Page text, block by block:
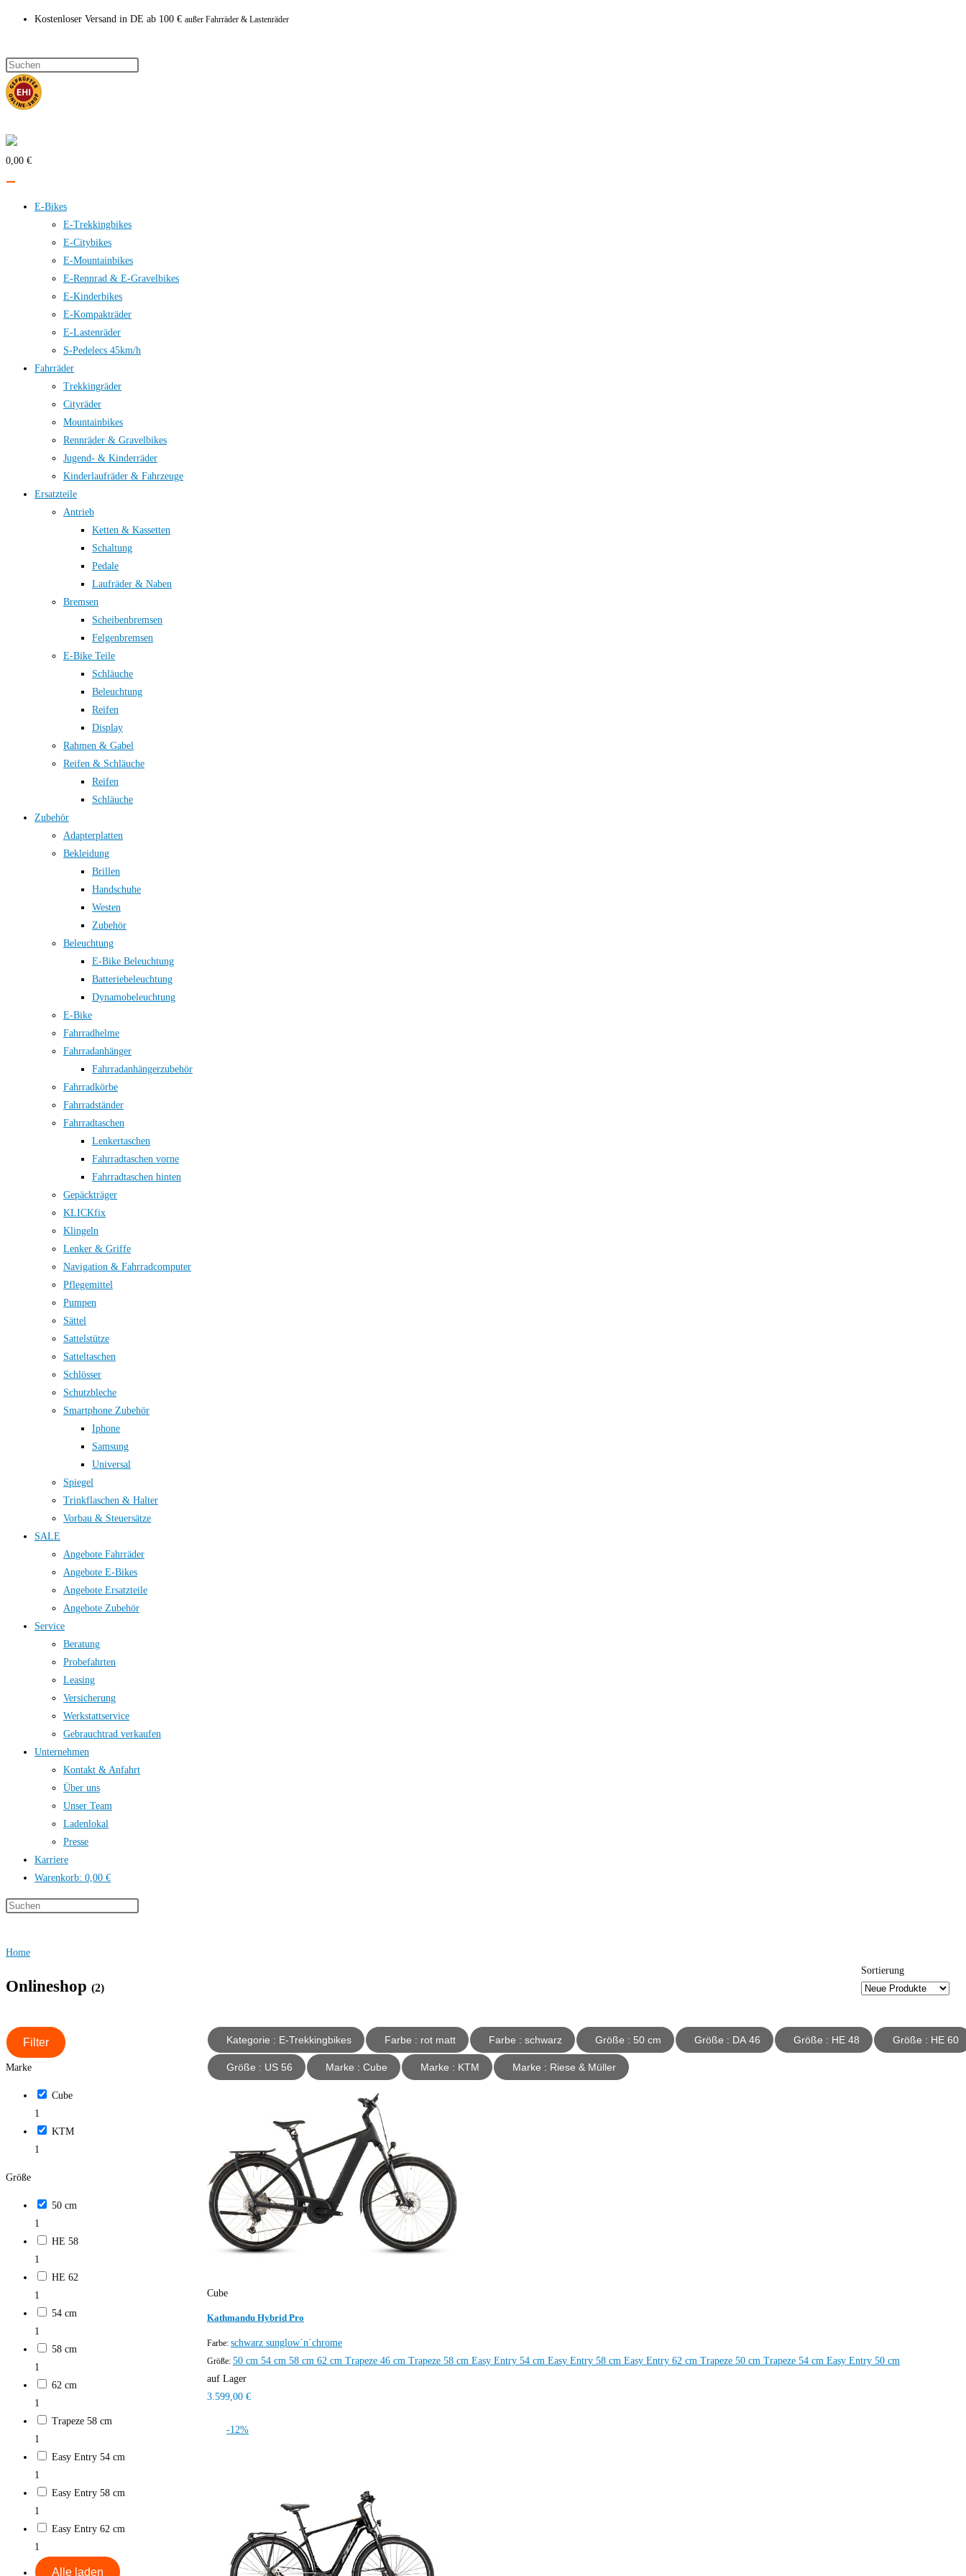
Zum
Kostenloser Versand in DE ab 100 € außer Fahrräder & Lastenräder
0,00 €
E-Bikes
E-Trekkingbikes
E-Citybikes
E-Mountainbikes
E-Rennrad & E-Gravelbikes
E-Kinderbikes
E-Kompakträder
E-Lastenräder
S-Pedelecs 45km/h
Fahrräder
Trekkingräder
Cityräder
Mountainbikes
Rennräder & Gravelbikes
Jugend- & Kinderräder
Kinderlaufräder & Fahrzeuge
Ersatzteile
Antrieb
Ketten & Kassetten
Schaltung
Pedale
Laufräder & Naben
Bremsen
Scheibenbremsen
Felgenbremsen
E-Bike Teile
Schläuche
Beleuchtung
Reifen
Display
Rahmen & Gabel
Reifen & Schläuche
Reifen
Schläuche
Zubehör
Adapterplatten
Bekleidung
Brillen
Handschuhe
Westen
Zubehör
Beleuchtung
E-Bike Beleuchtung
Batteriebeleuchtung
Dynamobeleuchtung
E-Bike
Fahrradhelme
Fahrradanhänger
Fahrradanhängerzubehör
Fahrradkörbe
Fahrradständer
Fahrradtaschen
Lenkertaschen
Fahrradtaschen vorne
Fahrradtaschen hinten
Gepäckträger
KLICKfix
Klingeln
Lenker & Griffe
Navigation & Fahrradcomputer
Pflegemittel
Pumpen
Sättel
Sattelstütze
Satteltaschen
Schlösser
Schutzbleche
Smartphone Zubehör
Iphone
Samsung
Universal
Spiegel
Trinkflaschen & Halter
Vorbau & Steuersätze
SALE
Angebote Fahrräder
Angebote E-Bikes
Angebote Ersatzteile
Angebote Zubehör
Service
Beratung
Probefahrten
Leasing
Versicherung
Werkstattservice
Gebrauchtrad verkaufen
Unternehmen
Kontakt & Anfahrt
Über uns
Unser Team
Ladenlokal
Presse
Karriere
Warenkorb: 0,00 €
Home
Onlineshop (2)
Sortierung
Filter
Marke
Cube
1
KTM
1
Größe
50 cm
1
HE 58
1
HE 62
1
54 cm
1
58 cm
1
62 cm
1
Trapeze 58 cm
1
Easy Entry 54 cm
1
Easy Entry 58 cm
1
Easy Entry 62 cm
1
Alle laden
Kategorie : E-Trekkingbikes Farbe : rot matt Farbe : schwarz Größe : 50 cm Größe : DA 46 Größe : HE 48 Größe : HE 60
Größe : US 56 Marke : Cube Marke : KTM Marke : Riese & Müller
Cube
Kathmandu Hybrid Pro
Farbe: schwarz sunglow´n´chrome
Größe: 50 cm 54 cm 58 cm 62 cm Trapeze 46 cm Trapeze 58 cm Easy Entry 54 cm Easy Entry 58 cm Easy Entry 62 cm Trapeze 50 cm Trapeze 54 cm Easy Entry 50 cm
auf Lager
3.599,00 €
-12%